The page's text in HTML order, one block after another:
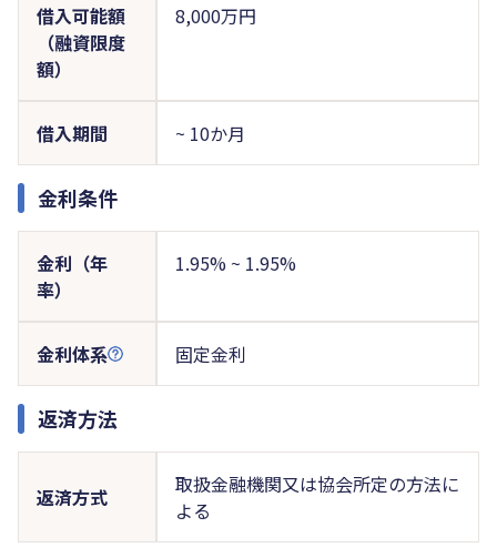
借入可能額
（融資限度
額）
8,000万円
借入期間 ~ 10か月
金利条件
金利（年
率）
1.95% ~ 1.95%
金利体系 固定金利
返済方法
返済方式
取扱金融機関又は協会所定の方法に
よる